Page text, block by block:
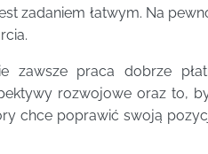
zadaniem łatwym. Na
zawsze praca dobrze
rozwojowe oraz to,
chce poprawić swoją